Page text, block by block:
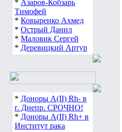
* Азаров-Кобзарь
Тимофей
* Ковыренко Ахмед
* Острый Данил
* Маловик Сергей
* Деревицкий Артур
* Доноры А(ІІ) Rh- в
г. Днепр. СРОЧНО!
* Доноры А(ІІ) Rh+ в
Институт рака